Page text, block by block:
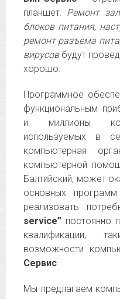
планшет. Ремонт
блоков питания,
ремонт разъема
вирусовбудут
хорошо.
Программное
функциональным
и миллионы
используемых в
компьютерная
компьютерной
Балтийский, может
основных
реализовать
service” постоянно
квалификации,
возможности
Сервис.
Мы предлагаем